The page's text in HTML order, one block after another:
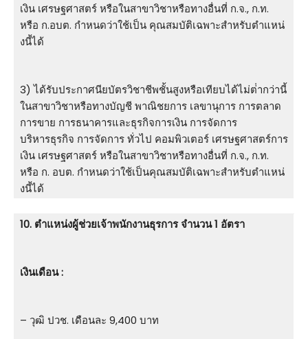
เงิน เศรษฐศาสตร์ หรือในสาขาวิชาหรือทางอื่นที่ ก.จ., ก.ท.
หรือ ก.อบต. กําหนดว่าใช้เป็น คุณสมบัติเฉพาะสําหรับตําแหน่
งนี้ได้
3) ได้รับประกาศนียบัตรวิชาชีพชั้นสูงหรือเทียบได้ไม่ต่ํากว่านี้
ในสาขาวิชาหรือทางบัญชี พาณิชยการ เลขานุการ การตลาด
การขาย การธนาคารและธุรกิจการเงิน การจัดการ
บริหารธุรกิจ การจัดการ ทั่วไป คอมพิวเตอร์ เศรษฐศาสตร์การ
เงิน เศรษฐศาสตร์ หรือในสาขาวิชาหรือทางอื่นที่ ก.จ., ก.ท.
หรือ ก. อบต. กําหนดว่าใช้เป็นคุณสมบัติเฉพาะสําหรับตําแหน่
งนี้ได้
10. ตําแหน่งผู้ช่วยเจ้าพนักงานธุรการ จำนวน 1 อัตรา
เงินเดือน :
– วุฒิ ปวช. เดือนละ 9,400 บาท